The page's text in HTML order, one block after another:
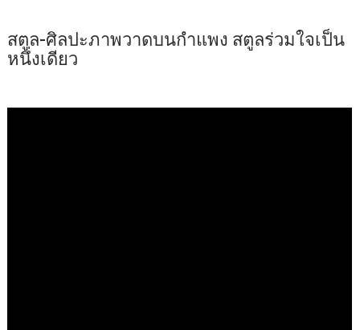
สตูล​-ศิลปะภาพวาดบนกำแพง สตูลร่วมใจเป็น
หนึ่งเดียว